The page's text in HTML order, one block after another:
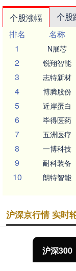
个股涨幅 个股
排名
名称
1
N展芯
2 锐翔智能
3 志特新材
4 博腾股份
5 近岸蛋白
6 毕得医药
7 五洲医疗
8 一博科技
9 耐科装备
10 朗特智能
沪深京行情 实时
沪深300